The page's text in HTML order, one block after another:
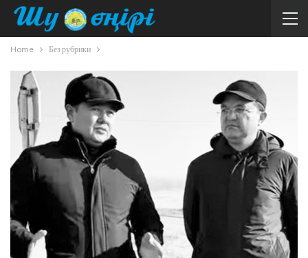
Home Без рубрики